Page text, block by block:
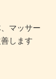
マッサー
します